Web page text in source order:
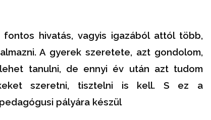
hivatás, vagyis igazából attól több,
A gyerek szeretete, azt gondolom,
tanulni, de ennyi év után azt tudom
szeretni, tisztelni is kell. S ez a
pályára készül